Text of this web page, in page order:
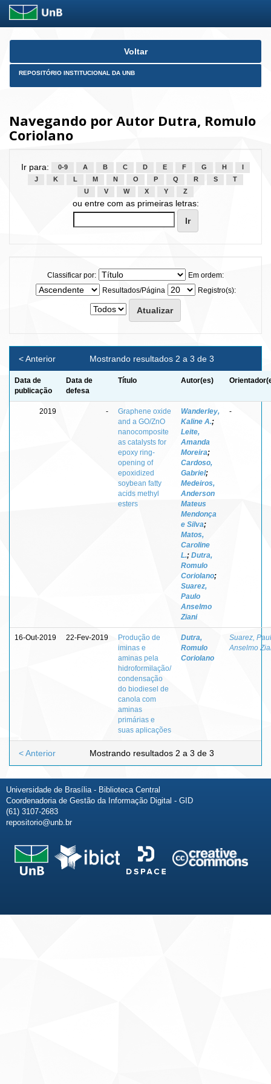
Skip
Voltar
REPOSITÓRIO INSTITUCIONAL DA UNB
Navegando por Autor Dutra, Romulo
Coriolano
Ir para: 0-9 A B C D E F G H
J
K L M N O P Q R S
T
U
V W X Y Z
ou entre com as primeiras letras:
Classificar por:
Em ordem:
Resultados/Página
Registro(s):
Mostrando resultados 2 a 3 de 3
< Anterior
Data de
publicação
Data de
defesa
Título Autor(es)
2019 -
Graphene oxide
and a GO/ZnO
nanocomposite
as catalysts for
epoxy ring-
opening of
epoxidized
soybean fatty
acids methyl
esters
Wanderley,
Kaline A.;
Leite,
Amanda
Moreira;
Cardoso,
Gabriel;
Medeiros,
Anderson
Mateus
Mendonça
e Silva;
Matos,
Caroline
L.; Dutra,
Romulo
Coriolano;
Suarez,
Paulo
Anselmo
Ziani
-
16-Out-2019 22-Fev-2019
Produção de
iminas e
aminas pela
hidroformilação/
condensação
do biodiesel de
canola com
aminas
primárias e
suas aplicações
Dutra,
Romulo
Coriolano
Suarez,
Anselmo
Mostrando resultados 2 a 3 de 3
< Anterior
Universidade de Brasília - Biblioteca Central
Coordenadoria de Gestão da Informação Digital - GID
(61) 3107-2683
repositorio@unb.br